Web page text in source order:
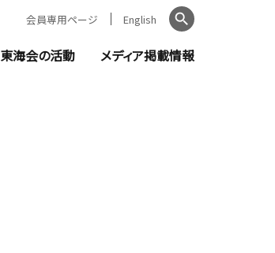
東海会の活動 メディア掲載情報
会員専用ページ English
検索